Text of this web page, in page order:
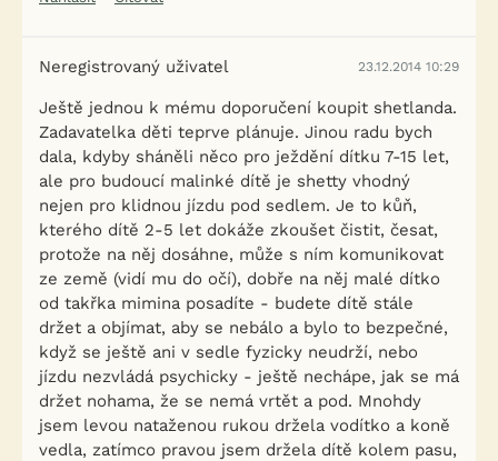
Neregistrovaný uživatel 23.12.2014 10:29
Ještě jednou k mému doporučení koupit shetlanda.
Zadavatelka děti teprve plánuje. Jinou radu bych
dala, kdyby sháněli něco pro ježdění dítku 7-15 let,
ale pro budoucí malinké dítě je shetty vhodný
nejen pro klidnou jízdu pod sedlem. Je to kůň,
kterého dítě 2-5 let dokáže zkoušet čistit, česat,
protože na něj dosáhne, může s ním komunikovat
ze země (vidí mu do očí), dobře na něj malé dítko
od takřka mimina posadíte - budete dítě stále
držet a objímat, aby se nebálo a bylo to bezpečné,
když se ještě ani v sedle fyzicky neudrží, nebo
jízdu nezvládá psychicky - ještě nechápe, jak se má
držet nohama, že se nemá vrtět a pod. Mnohdy
jsem levou nataženou rukou držela vodítko a koně
vedla, zatímco pravou jsem držela dítě kolem pasu,